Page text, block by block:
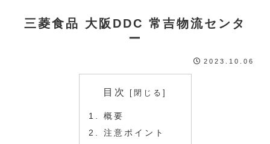
三菱食品 大阪DDC 常吉物流センタ
ー
2023.10.06
目次
概要
注意ポイント